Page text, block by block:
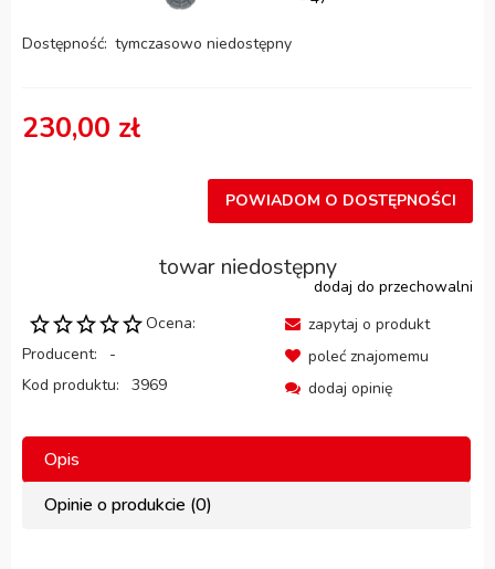
Dostępność: tymczasowo niedostępny
230,00 zł
POWIADOM O DOSTĘPNOŚCI
towar niedostępny
dodaj do przechowalni
Ocena:
Producent:
-
Kod produktu:
3969
zapytaj o produkt
poleć znajomemu
dodaj opinię
Opis
Opinie o produkcie (0)